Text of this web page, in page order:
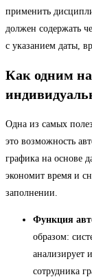
применить
должен содержать
с указанием даты,
Как одним
Одна из самых
это возможность
графика на основе
экономит время и
заполнении.
Функция
образом:
анализирует
сотрудника